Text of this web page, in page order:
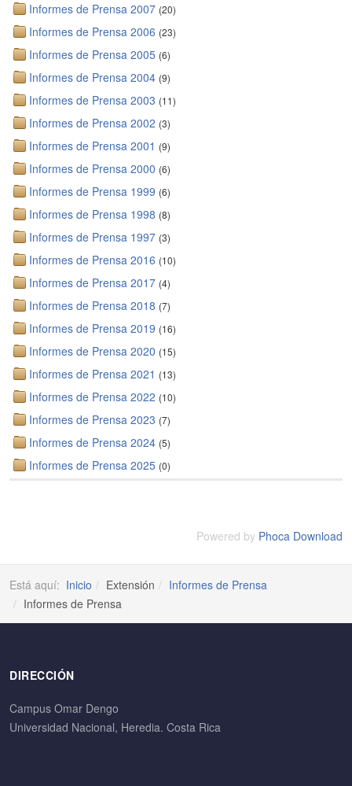
Informes de Prensa 2007 (20)
Informes de Prensa 2006 (23)
Informes de Prensa 2005 (6)
Informes de Prensa 2004 (9)
Informes de Prensa 2003 (11)
Informes de Prensa 2002 (3)
Informes de Prensa 2001 (9)
Informes de Prensa 2000 (6)
Informes de Prensa 1999 (6)
Informes de Prensa 1998 (8)
Informes de Prensa 1997 (3)
Informes de Prensa 2016 (10)
Informes de Prensa 2017 (4)
Informes de Prensa 2018 (7)
Informes de Prensa 2019 (16)
Informes de Prensa 2020 (15)
Informes de Prensa 2021 (13)
Informes de Prensa 2022 (10)
Informes de Prensa 2023 (7)
Informes de Prensa 2024 (5)
Informes de Prensa 2025 (0)
Powered by Phoca Download
Está aquí: Inicio Extensión
Informes de Prensa
Informes de Prensa
DIRECCIÓN
Campus Omar Dengo
Universidad Nacional, Heredia. Costa Rica